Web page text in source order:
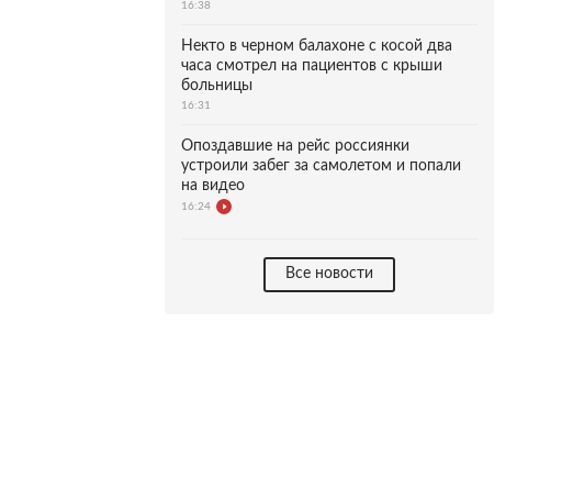
16:38
Некто в черном балахоне с косой два
часа смотрел на пациентов с крыши
больницы
16:31
Опоздавшие на рейс россиянки
устроили забег за самолетом и попали
на видео
16:24
Все новости